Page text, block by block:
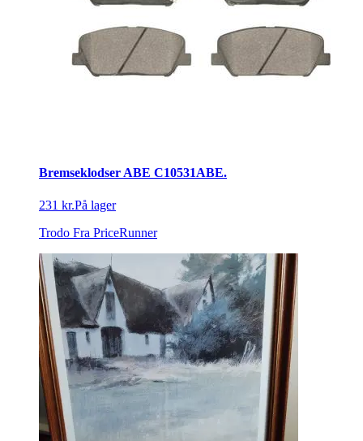
Bremseklodser ABE C10531ABE.
231 kr.På lager
Trodo Fra PriceRunner